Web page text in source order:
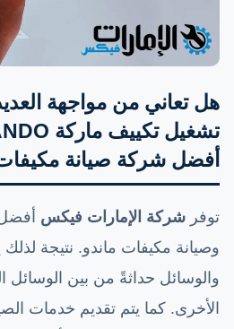
هل تعاني من مواجهة
أفضل شركة صيانة
توفر شركة الإمارات فيكس
وصيانة مكيفات ماندو. نتيجة لذلك
والوسائل حداثةً من بين الوسائل
الأخرى. كما يتم تقديم خدمات